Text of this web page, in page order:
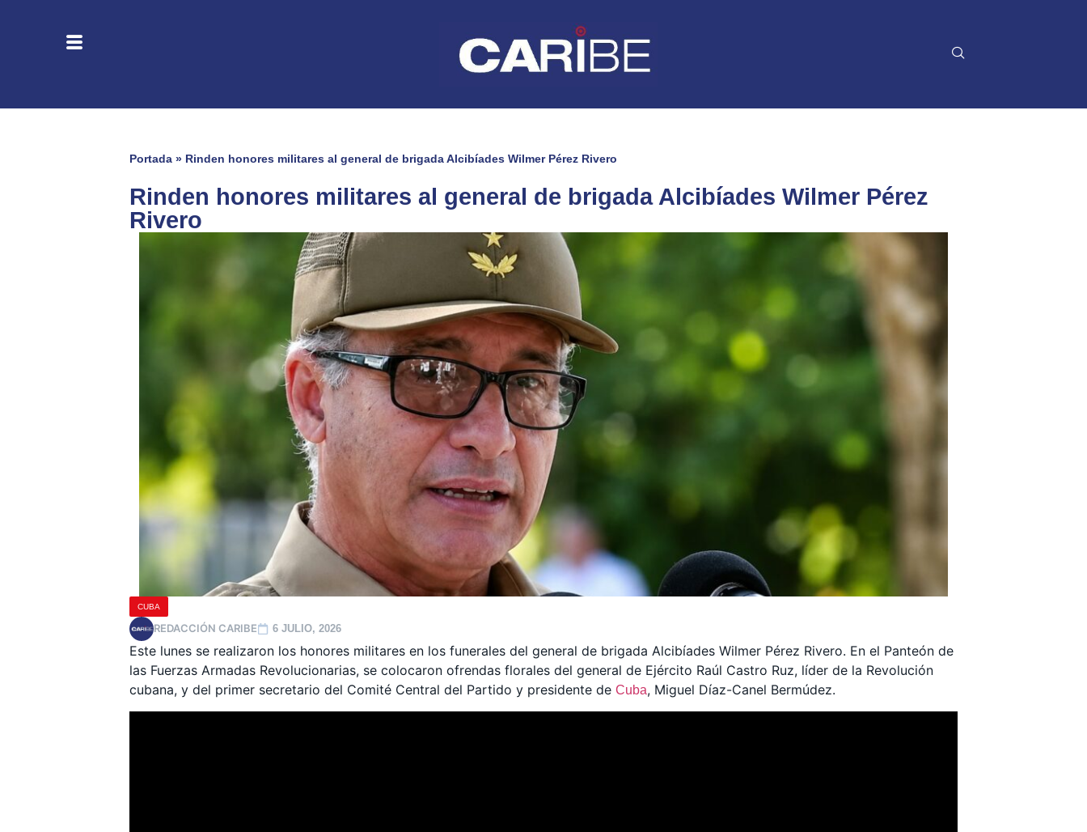
Portada » Rinden honores militares al general de brigada Alcibíades Wilmer Pérez Rivero
Rinden honores militares al general de brigada Alcibíades Wilmer Pérez
Rivero
CUBA
REDACCIÓN CARIBE 6 JULIO, 2026
Este lunes se realizaron los honores militares en los funerales del general de brigada Alcibíades Wilmer Pérez Rivero. En el Panteón de
las Fuerzas Armadas Revolucionarias, se colocaron ofrendas florales del general de Ejército Raúl Castro Ruz, líder de la Revolución
cubana, y del primer secretario del Comité Central del Partido y presidente de Cuba, Miguel Díaz-Canel Bermúdez.